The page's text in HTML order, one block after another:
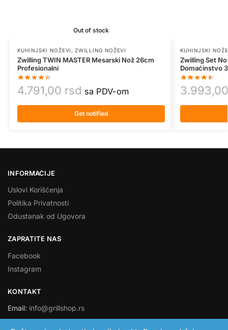
Out of stock
KUHINJSKI NOŽEVI ,ZWILLING NOŽEVI
Zwilling TWIN MASTER Mesarski Nož 26cm
Profesionalni
4.791,00 rsd sa PDV-om
Get notified
KUHINJSKI
Zwilling Set
Domaćinstvo 3
INFORMACIJE
Uslovi Korišćenja
Politika Privatnosti
Odustanak od Ugovora
ZAPRATITE NAS
Facebook
Instagram
KONTAKT
Email: info@grillshop.rs
SMART LINK DOO